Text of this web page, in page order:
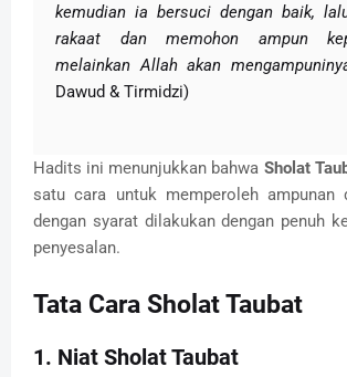
kemudian ia bersuci dengan baik,
rakaat dan memohon ampun
melainkan Allah akan
Dawud & Tirmidzi)
Hadits ini menunjukkan bahwa Sholat
satu cara untuk memperoleh ampunan
dengan syarat dilakukan dengan penuh
penyesalan.
Tata Cara Sholat Taubat
1. Niat Sholat Taubat